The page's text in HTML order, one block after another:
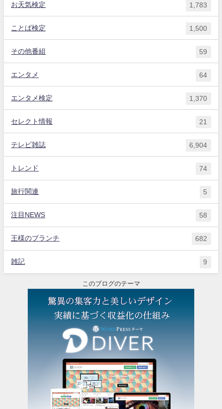
お天気検定 1,783
ことば検定 1,500
その他番組 59
エンタメ 64
エンタメ検定 1,370
セレクト情報 21
テレビ雑誌 6,904
トレンド 74
旅行関連 5
注目NEWS 58
王様のブランチ 682
雑記 9
このブログのテーマ